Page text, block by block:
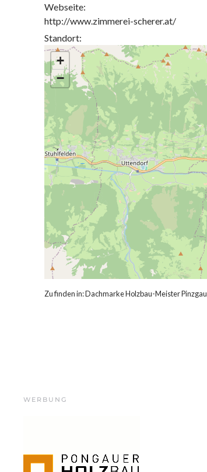
Webseite:
http://www.zimmerei-scherer.at/
Standort:
+
−
Zu finden in:Dachmarke Holzbau-Meister Pinzgau
WERBUNG